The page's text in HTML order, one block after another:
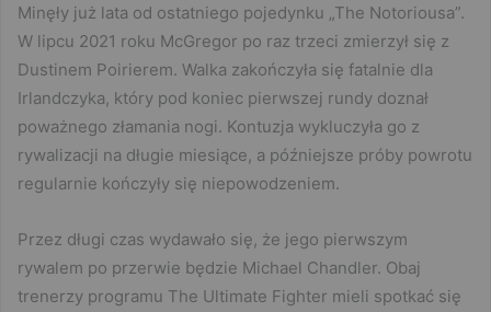
Minęły już lata od ostatniego pojedynku „The Notoriousa”.
W lipcu 2021 roku McGregor po raz trzeci zmierzył się z
Dustinem Poirierem. Walka zakończyła się fatalnie dla
Irlandczyka, który pod koniec pierwszej rundy doznał
poważnego złamania nogi. Kontuzja wykluczyła go z
rywalizacji na długie miesiące, a późniejsze próby powrotu
regularnie kończyły się niepowodzeniem.
Przez długi czas wydawało się, że jego pierwszym
rywalem po przerwie będzie Michael Chandler. Obaj
trenerzy programu The Ultimate Fighter mieli spotkać się